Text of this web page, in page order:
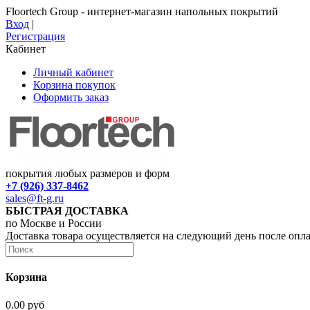
Floortech Group - интернет-магазин напольных покрытий
Вход |
Регистрация
Кабинет
Личный кабинет
Корзина покупок
Оформить заказ
покрытия любых размеров и форм
+7 (926) 337-8462
sales@ft-g.ru
БЫСТРАЯ ДОСТАВКА
по Москве и России
Доставка товара осуществляется на следующий день после
Корзина
0.00 руб